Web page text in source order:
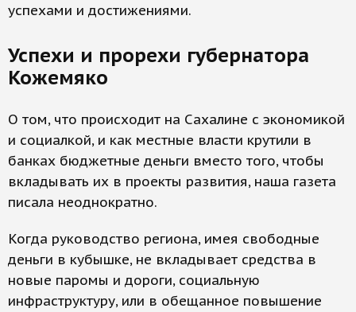
успехами и достижениями.
Успехи и прорехи губернатора
Кожемяко
О том, что происходит на Сахалине с экономикой
и социалкой, и как местные власти крутили в
банках бюджетные деньги вместо того, чтобы
вкладывать их в проекты развития, наша газета
писала неоднократно.
Когда руководство региона, имея свободные
деньги в кубышке, не вкладывает средства в
новые паромы и дороги, социальную
инфраструктуру, или в обещанное повышение